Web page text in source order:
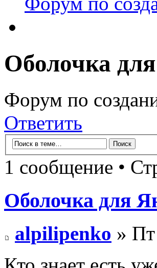
Оболочка
Форум по
Ответить
1 сообщение •
Оболочка для
alpilipenko »